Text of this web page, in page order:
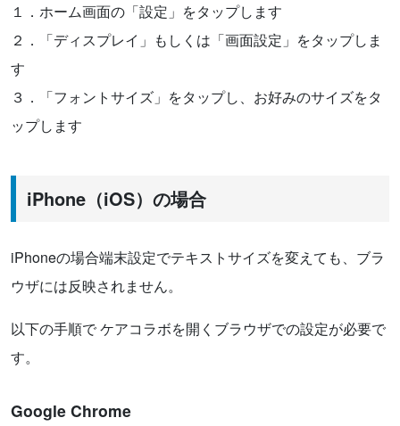
１．ホーム画面の「設定」をタップします
２．「ディスプレイ」もしくは「画面設定」をタップしま
す
３．「フォントサイズ」をタップし、お好みのサイズをタ
ップします
iPhone（iOS）の場合
iPhoneの場合端末設定でテキストサイズを変えても、ブラ
ウザには反映されません。
以下の手順で ケアコラボを開くブラウザでの設定が必要で
す。
Google Chrome